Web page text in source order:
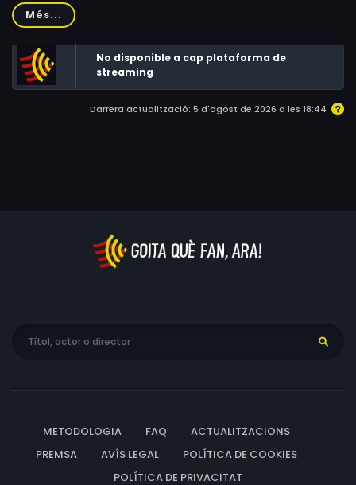
i líder dels primers Pink Floyd, fins que la seva fràgil salut
mental malmesa pels al·lucinògens el va abocar a
dècades de reclusió. Una miríada de veus (amics de la
infància, xicotes, companys de l’escola d’art, companys
de banda, fans il·lustres i psicòlegs) miren de desxifrar
el talent, el magnetisme i la intel·ligència ferotges així
Més...
No disponible a cap plataforma de
streaming
Darrera actualització: 5 d'agost de 2026 a les 18:44
METODOLOGIA FAQ
ACTUALITZACIONS
PREMSA
AVÍS LEGAL
POLÍTICA DE COOKIES
POLÍTICA DE PRIVACITAT